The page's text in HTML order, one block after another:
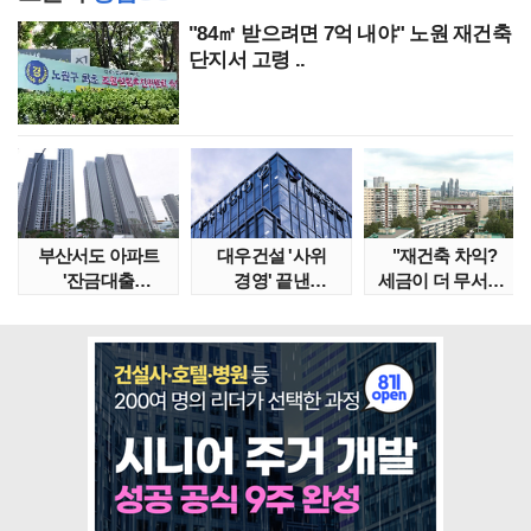
"84㎡ 받으려면 7억 내야" 노원 재건축
단지서 고령 ..
부산서도 아파트
'잔금대출
대우건설 '사위
경영' 끝낸
"재건축 차익?
세금이 더 무서워"